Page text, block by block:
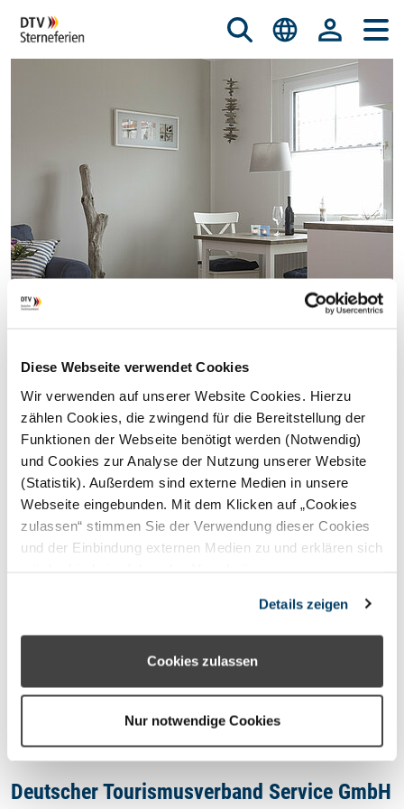
Diese Webseite verwendet Cookies
Wir verwenden auf unserer Website Cookies. Hierzu
zählen Cookies, die zwingend für die Bereitstellung der
Funktionen der Webseite benötigt werden (Notwendig)
und Cookies zur Analyse der Nutzung unserer Website
(Statistik). Außerdem sind externe Medien in unsere
Webseite eingebunden. Mit dem Klicken auf „Cookies
zulassen“ stimmen Sie der Verwendung dieser Cookies
und der Einbindung externen Medien zu und erklären sich
können Sie über die Schaltfläche „Nur notwendige
Cookies“ ohne die Erklärung einer Einwilligung fortfahren.
In diesem Fall werden nur notwendige Cookies
den Cookie- Einstellungen widerrufen oder ändern.
Details zeigen
Cookies zulassen
Nur notwendige Cookies
© istockphoto.com/nicky39
STERNEFERIEN REGION
Oops, an error occurred! Code:
202608080121230ee8bd0c
Deutscher Tourismusverband Service GmbH
Datenschutzhinweis